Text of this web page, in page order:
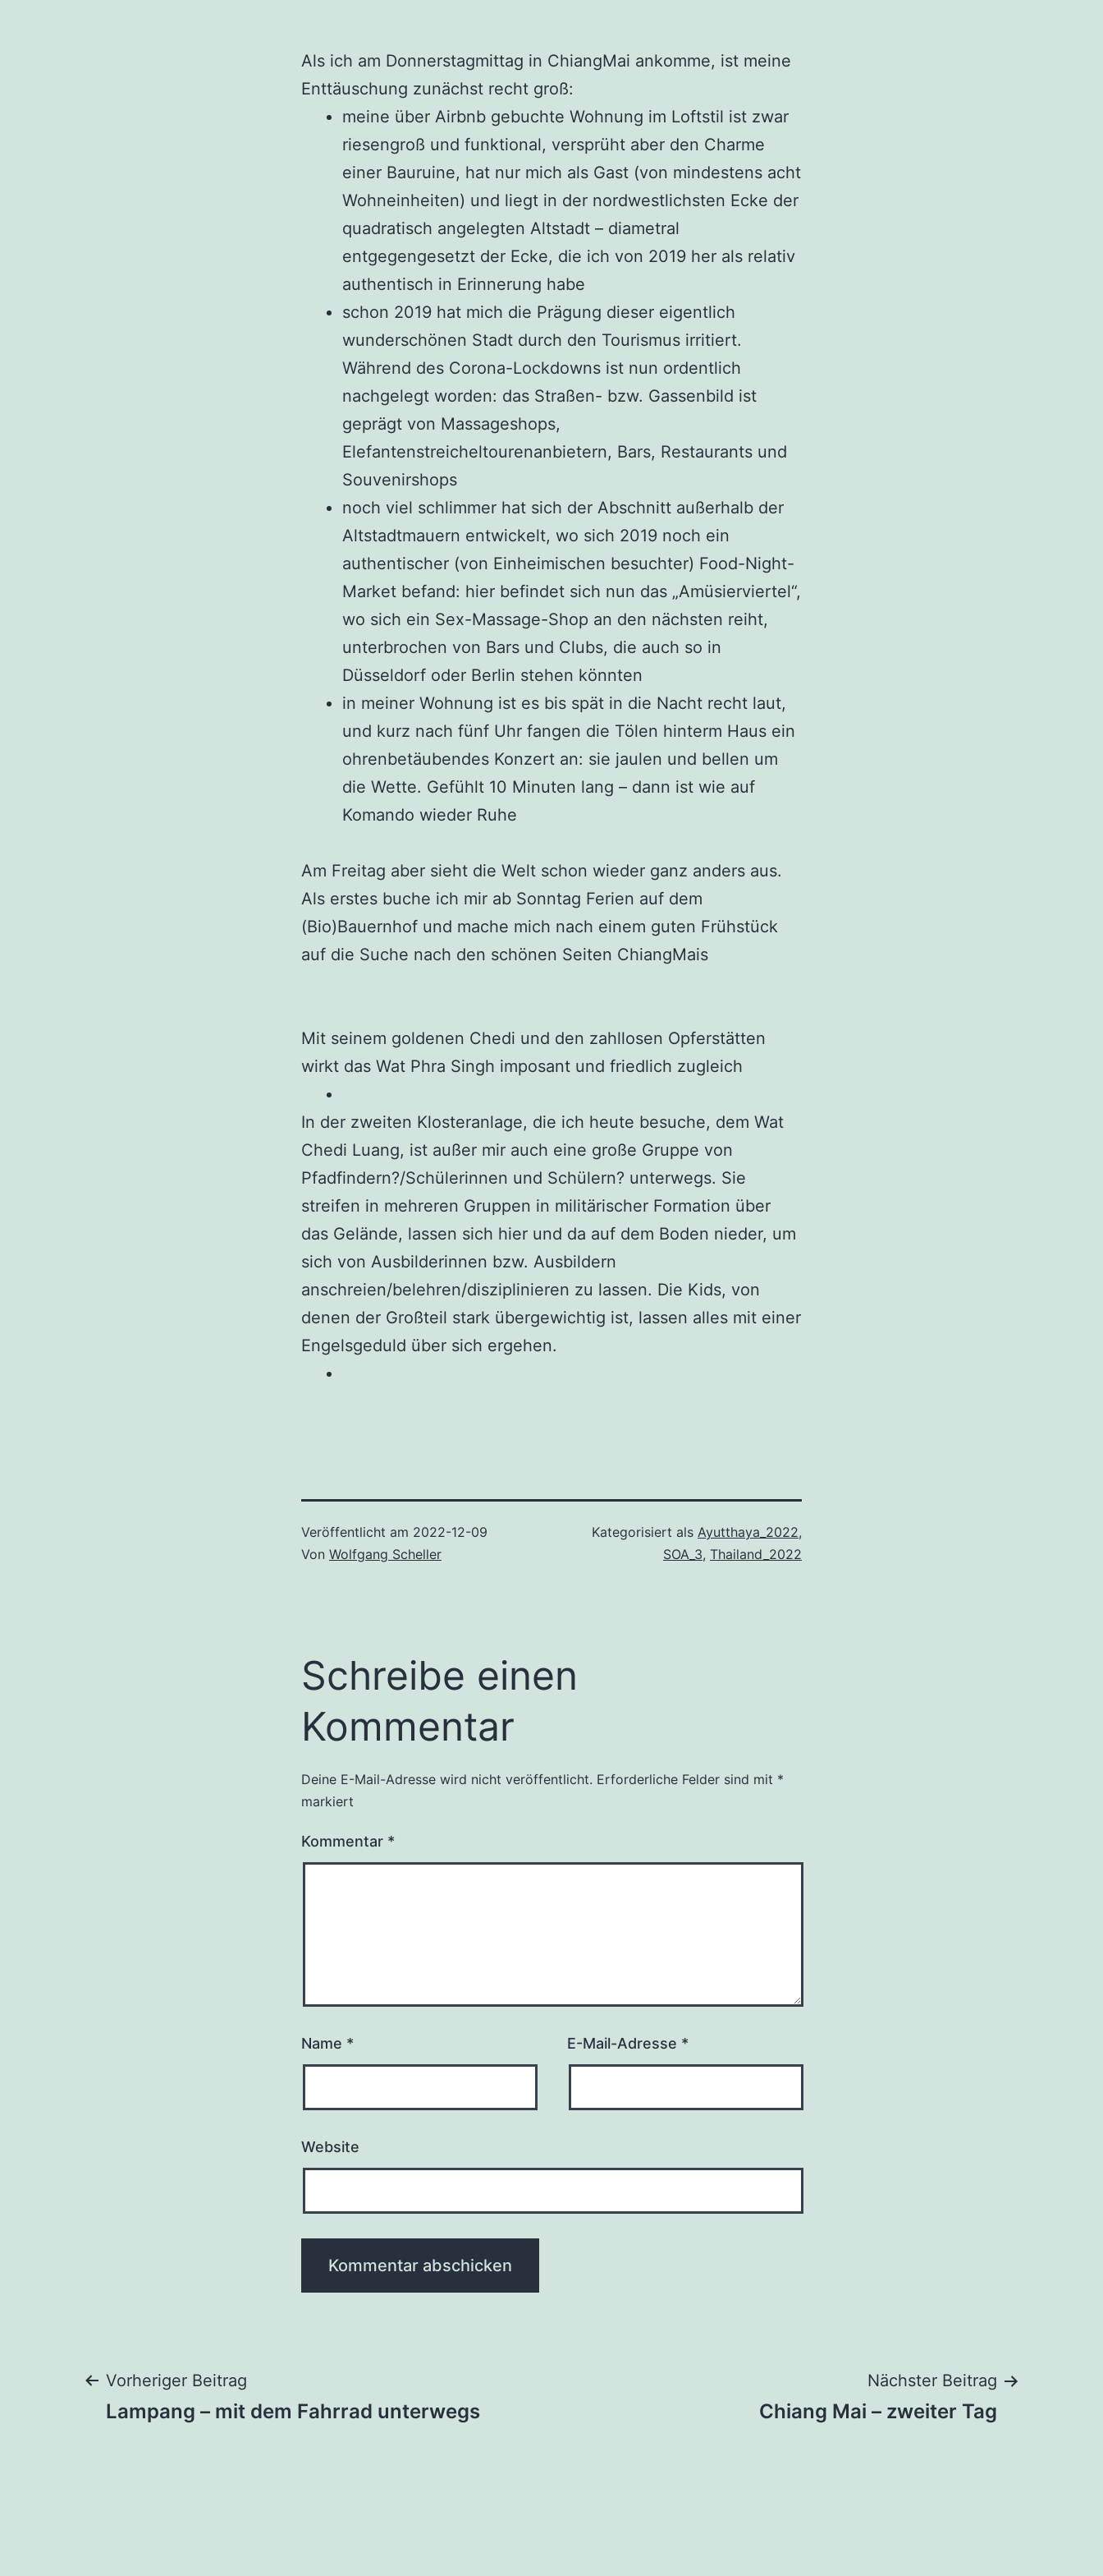
Als ich am Donnerstagmittag in ChiangMai ankomme, ist meine
Enttäuschung zunächst recht groß:
meine über Airbnb gebuchte Wohnung im Loftstil ist zwar
riesengroß und funktional, versprüht aber den Charme
einer Bauruine, hat nur mich als Gast (von mindestens acht
Wohneinheiten) und liegt in der nordwestlichsten Ecke der
quadratisch angelegten Altstadt – diametral
entgegengesetzt der Ecke, die ich von 2019 her als relativ
authentisch in Erinnerung habe
schon 2019 hat mich die Prägung dieser eigentlich
wunderschönen Stadt durch den Tourismus irritiert.
Während des Corona-Lockdowns ist nun ordentlich
nachgelegt worden: das Straßen- bzw. Gassenbild ist
geprägt von Massageshops,
Elefantenstreicheltourenanbietern, Bars, Restaurants und
Souvenirshops
noch viel schlimmer hat sich der Abschnitt außerhalb der
Altstadtmauern entwickelt, wo sich 2019 noch ein
authentischer (von Einheimischen besuchter) Food-Night-
Market befand: hier befindet sich nun das „Amüsierviertel“,
wo sich ein Sex-Massage-Shop an den nächsten reiht,
unterbrochen von Bars und Clubs, die auch so in
Düsseldorf oder Berlin stehen könnten
in meiner Wohnung ist es bis spät in die Nacht recht laut,
und kurz nach fünf Uhr fangen die Tölen hinterm Haus ein
ohrenbetäubendes Konzert an: sie jaulen und bellen um
die Wette. Gefühlt 10 Minuten lang – dann ist wie auf
Komando wieder Ruhe
Am Freitag aber sieht die Welt schon wieder ganz anders aus.
Als erstes buche ich mir ab Sonntag Ferien auf dem
(Bio)Bauernhof und mache mich nach einem guten Frühstück
auf die Suche nach den schönen Seiten ChiangMais
Mit seinem goldenen Chedi und den zahllosen Opferstätten
wirkt das Wat Phra Singh imposant und friedlich zugleich
In der zweiten Klosteranlage, die ich heute besuche, dem Wat
Chedi Luang, ist außer mir auch eine große Gruppe von
Pfadfindern?/Schülerinnen und Schülern? unterwegs. Sie
streifen in mehreren Gruppen in militärischer Formation über
das Gelände, lassen sich hier und da auf dem Boden nieder, um
sich von Ausbilderinnen bzw. Ausbildern
anschreien/belehren/disziplinieren zu lassen. Die Kids, von
denen der Großteil stark übergewichtig ist, lassen alles mit einer
Engelsgeduld über sich ergehen.
Veröffentlicht am 2022-12-09
Von Wolfgang Scheller
Kategorisiert als Ayutthaya_2022,
SOA_3, Thailand_2022
Schreibe einen
Kommentar
Deine E-Mail-Adresse wird nicht veröffentlicht. Erforderliche Felder sind mit *
markiert
Kommentar *
Name * E-Mail-Adresse *
Website
Beitragsnavigation
Vorheriger Beitrag
Lampang – mit dem Fahrrad unterwegs
Nächster Beitrag
Chiang Mai – zweiter Tag